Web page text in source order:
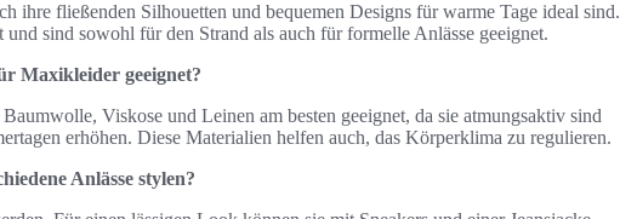
ihre fließenden Silhouetten und bequemen Designs für warme Tage ideal sind.
sind sowohl für den Strand als auch für formelle Anlässe geeignet.
Maxikleider geeignet?
Viskose und Leinen am besten geeignet, da sie atmungsaktiv sind
erhöhen. Diese Materialien helfen auch, das Körperklima zu regulieren.
Anlässe stylen?